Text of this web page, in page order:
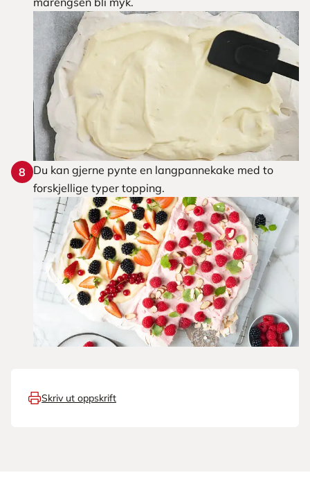
8
Du kan gjerne pynte en langpannekake med to
forskjellige typer topping.
Skriv ut oppskrift